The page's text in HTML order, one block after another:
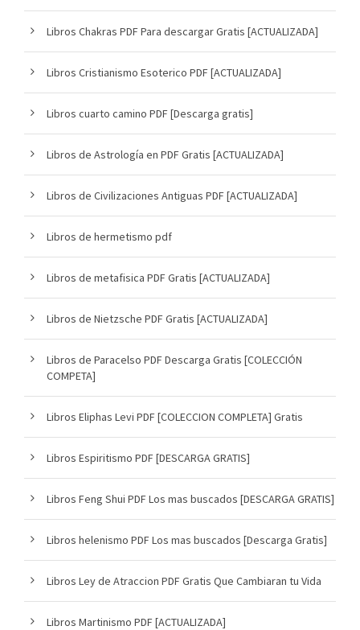
Libros Chakras PDF Para descargar Gratis [ACTUALIZADA]
Libros Cristianismo Esoterico PDF [ACTUALIZADA]
Libros cuarto camino PDF [Descarga gratis]
Libros de Astrología en PDF Gratis [ACTUALIZADA]
Libros de Civilizaciones Antiguas PDF [ACTUALIZADA]
Libros de hermetismo pdf
Libros de metafisica PDF Gratis [ACTUALIZADA]
Libros de Nietzsche PDF Gratis [ACTUALIZADA]
Libros de Paracelso PDF Descarga Gratis [COLECCIÓN
COMPETA]
Libros Eliphas Levi PDF [COLECCION COMPLETA] Gratis
Libros Espiritismo PDF [DESCARGA GRATIS]
Libros Feng Shui PDF Los mas buscados [DESCARGA GRATIS]
Libros helenismo PDF Los mas buscados [Descarga Gratis]
Libros Ley de Atraccion PDF Gratis Que Cambiaran tu Vida
Libros Martinismo PDF [ACTUALIZADA]